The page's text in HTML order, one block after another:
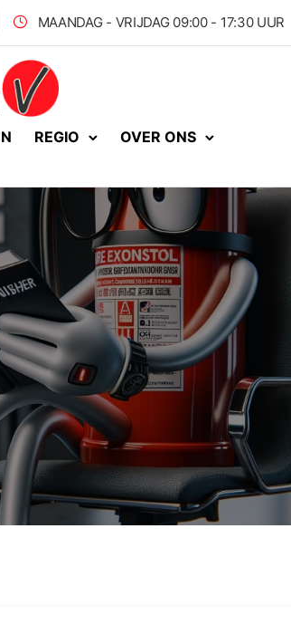
MAANDAG - VRIJDAG 09:00 - 17:30 UUR
REGIO
OVER ONS